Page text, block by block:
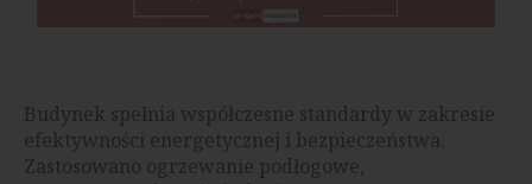
Budynek spełnia współczesne standardy w zakresie
efektywności energetycznej i bezpieczeństwa.
Zastosowano ogrzewanie podłogowe,